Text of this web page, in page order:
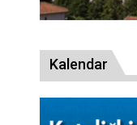
Kalendar